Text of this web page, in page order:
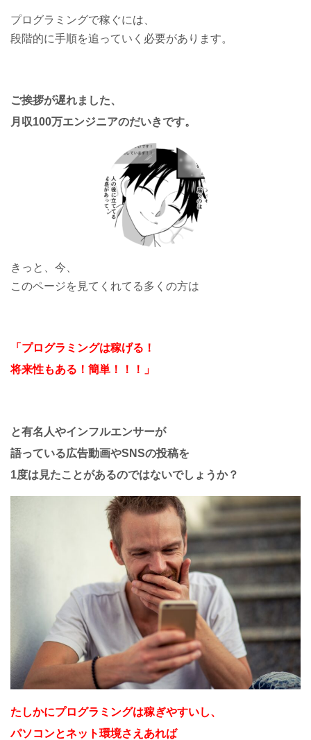
プログラミングで稼ぐには、
段階的に手順を追っていく必要があります。
ご挨拶が遅れました、
月収100万エンジニアのだいきです。
きっと、今、
このページを見てくれてる多くの方は
「プログラミングは稼げる！
将来性もある！簡単！！！」
と有名人やインフルエンサーが
語っている広告動画やSNSの投稿を
1度は見たことがあるのではないでしょうか？
たしかにプログラミングは稼ぎやすいし、
パソコンとネット環境さえあれば